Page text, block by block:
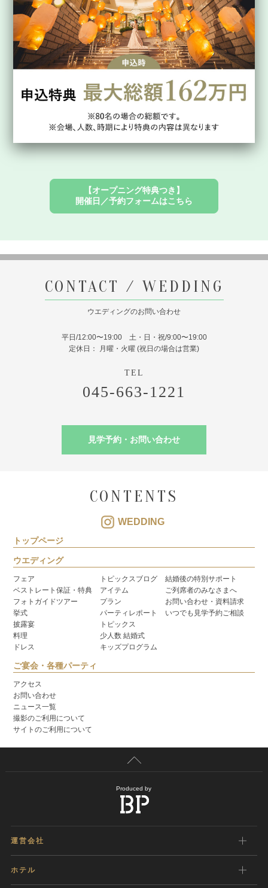
【オープニング特典つき】
開催日／予約フォームはこちら
CONTACT / WEDDING
ウエディングのお問い合わせ
平日/12:00〜19:00 土・日・祝/9:00〜19:00
定休日： 月曜・火曜 (祝日の場合は営業)
045-663-1221
見学予約・お問い合わせ
CONTENTS
WEDDING
トップページ
ウエディング
フェア
ベストレート保証・特典
フォトガイドツアー
挙式
披露宴
料理
ドレス
トピックスブログ
アイテム
プラン
パーティレポート
トピックス
少人数 結婚式
キッズプログラム
結婚後の特別サポート
ご列席者のみなさまへ
お問い合わせ・資料請求
いつでも見学予約ご相談
ご宴会・各種パーティ
アクセス
お問い合わせ
ニュース一覧
撮影のご利用について
サイトのご利用について
Produced by
運営会社
ホテル